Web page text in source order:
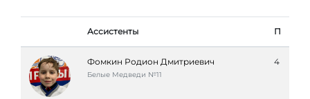
Ассистенты П
Фомкин Родион Дмитриевич
Белые Медведи №11
4